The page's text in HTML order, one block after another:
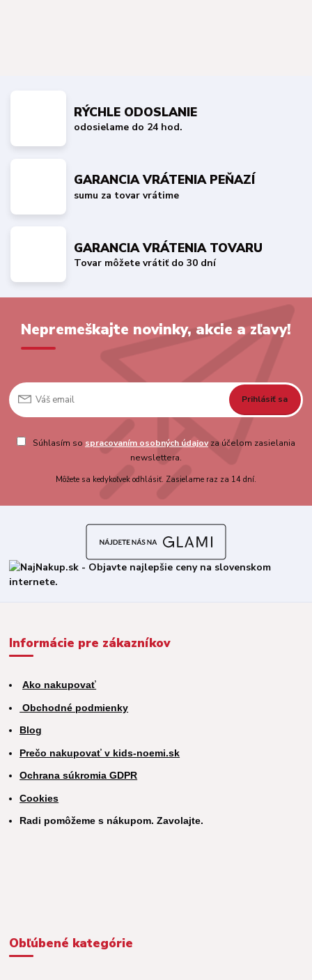
RÝCHLE ODOSLANIE
odosielame do 24 hod.
GARANCIA VRÁTENIA PEŇAZÍ
sumu za tovar vrátime
GARANCIA VRÁTENIA TOVARU
Tovar môžete vrátiť do 30 dní
Nepremeškajte novinky, akcie a zľavy!
Prihlásiť sa
Súhlasím so spracovaním osobných údajovza účelom zasielania
newslettera.
Môžete sa kedykoľvek odhlásiť. Zasielame raz za 14 dní.
Informácie pre zákazníkov
Ako nakupovať
Obchodné podmienky
Blog
Prečo nakupovať v kids-noemi.sk
Ochrana súkromia GDPR
Cookies
Radi pomôžeme s nákupom. Zavolajte.
Obľúbené kategórie